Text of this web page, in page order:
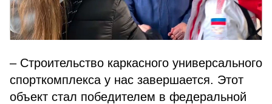
– Строительство каркасного универсального
спорткомплекса у нас завершается. Этот
объект стал победителем в федеральной